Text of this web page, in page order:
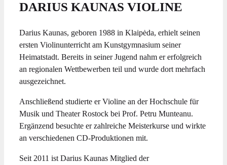
DARIUS KAUNAS VIOLINE
Darius Kaunas, geboren 1988 in Klaipėda, erhielt seinen
ersten Violinunterricht am Kunstgymnasium seiner
Heimatstadt. Bereits in seiner Jugend nahm er erfolgreich
an regionalen Wettbewerben teil und wurde dort mehrfach
ausgezeichnet.
Anschließend studierte er Violine an der Hochschule für
Musik und Theater Rostock bei Prof. Petru Munteanu.
Ergänzend besuchte er zahlreiche Meisterkurse und wirkte
an verschiedenen CD-Produktionen mit.
Seit 2011 ist Darius Kaunas Mitglied der